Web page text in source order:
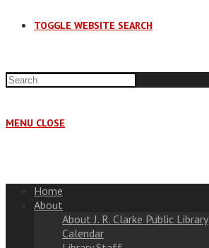
TOGGLE WEBSITE SEARCH
MENU CLOSE
Home
About
About J. R. Clarke Public Library
Calendar